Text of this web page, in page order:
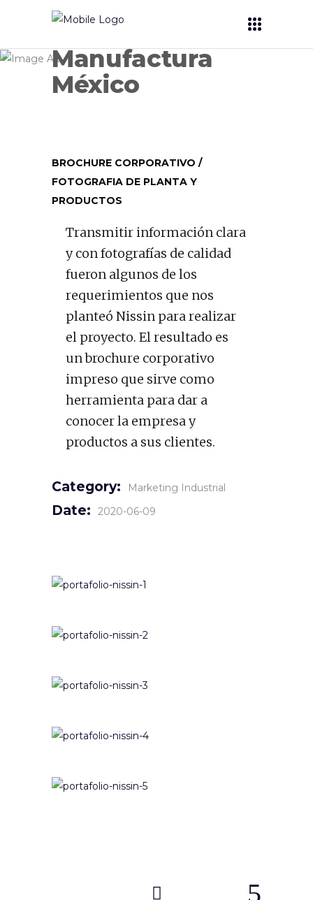
Nissin
Manufactura
México
BROCHURE CORPORATIVO /
FOTOGRAFIA DE PLANTA Y
PRODUCTOS
Transmitir información clara
y con fotografías de calidad
fueron algunos de los
requerimientos que nos
planteó Nissin para realizar
el proyecto. El resultado es
un brochure corporativo
impreso que sirve como
herramienta para dar a
conocer la empresa y
productos a sus clientes.
Category: Marketing Industrial
Date: 2020-06-09